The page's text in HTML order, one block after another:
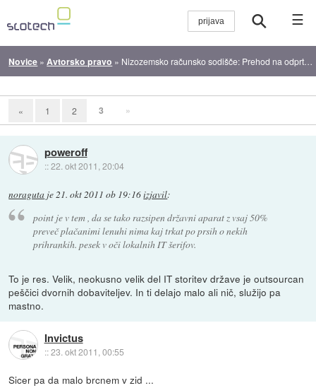
☰
Novice » Avtorsko pravo » Nizozemsko računsko sodišče: Prehod na odprto kodo bi prihranil zanemarljivo
« 1 2 3 »
poweroff
::22. okt 2011, 20:04
noraguta je21. okt 2011 ob 19:16izjavil:
point je v tem , da se tako razsipen državni aparat z vsaj 50%
preveč plačanimi lenuhi nima kaj trkat po prsih o nekih
prihrankih. pesek v oči lokalnih IT šerifov.
To je res. Velik, neokusno velik del IT storitev države je outsourcan
peščici dvornih dobaviteljev. In ti delajo malo ali nič, služijo pa
mastno.
Invictus
::23. okt 2011, 00:55
Sicer pa da malo brcnem v zid ...